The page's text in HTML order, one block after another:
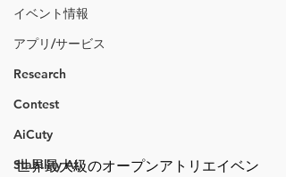
イベント情報
アプリ/サービス
Research
Contest
AiCuty
Stability AI
世界最大級のオープンアトリエイベン